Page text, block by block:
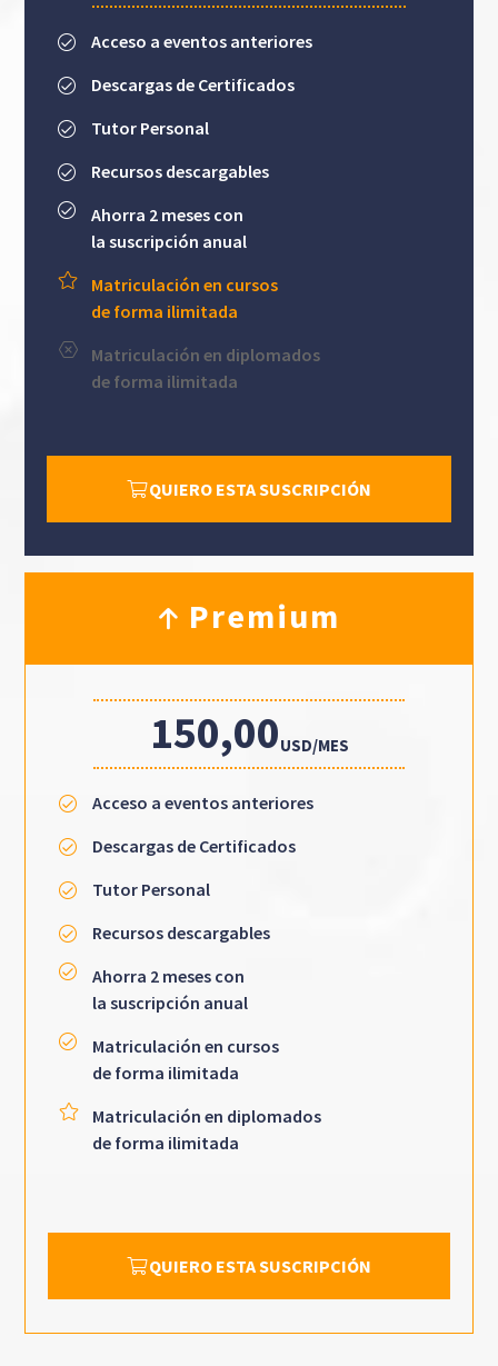
Acceso a eventos anteriores
Descargas de Certificados
Tutor Personal
Recursos descargables
Ahorra 2 meses con
la suscripción anual
Matriculación en cursos
de forma ilimitada
Matriculación en diplomados
de forma ilimitada
QUIERO ESTA SUSCRIPCIÓN
Premium
150,00USD/MES
Acceso a eventos anteriores
Descargas de Certificados
Tutor Personal
Recursos descargables
Ahorra 2 meses con
la suscripción anual
Matriculación en cursos
de forma ilimitada
Matriculación en diplomados
de forma ilimitada
QUIERO ESTA SUSCRIPCIÓN